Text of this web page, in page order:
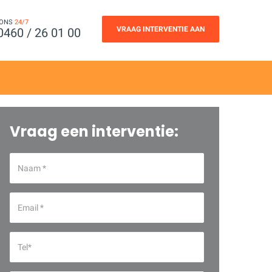
24/7
/ 26 01 00 VRAAG INTERVENTIE AAN
Vraag een interventie: